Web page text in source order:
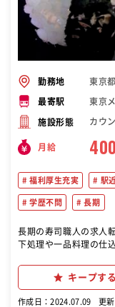
勤務地 東京
最寄駅 東京
施設形態 カウ
月給
福利厚生充実 駅
学歴不問 長期
長期の寿司職人の求人転職におすすめ。
下処理や一品料理の仕
お仕事です
キープする
作成日：2024.07.09 更